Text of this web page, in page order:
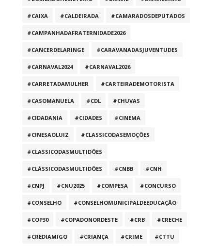
#CAIXA #CALDEIRADA #CAMARADOSDEPUTADOS
#CAMPANHADAFRATERNIDADE2026
#CANCERDELARINGE #CARAVANADASJUVENTUDES
#CARNAVAL2024 #CARNAVAL2026
#CARRETADAMULHER #CARTEIRADEMOTORISTA
#CASOMANUELA #CDL #CHUVAS
#CIDADANIA #CIDADES #CINEMA
#CINESAOLUIZ #CLASSICODASEMOÇÕES
#CLASSICODASMULTIDÕES
#CLÁSSICODASMULTIDÕES #CNBB #CNH
#CNPJ #CNU2025 #COMPESA #CONCURSO
#CONSELHO #CONSELHOMUNICIPALDEEDUCAÇÃO
#COP30 #COPADONORDESTE #CRB #CRECHE
#CREDIAMIGO #CRIANÇA #CRIME #CTTU